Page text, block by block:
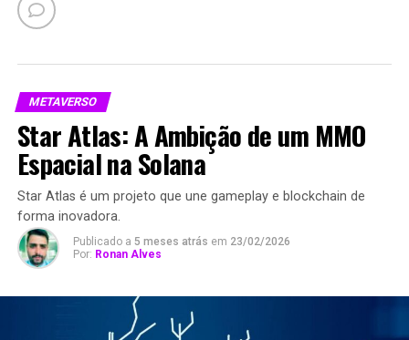
METAVERSO
Star Atlas: A Ambição de um MMO
Espacial na Solana
Star Atlas é um projeto que une gameplay e blockchain de
forma inovadora.
Publicado a 5 meses atrás em 23/02/2026
Por: Ronan Alves